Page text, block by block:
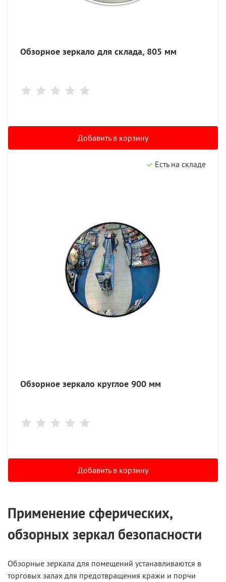
Обзорное зеркало для склада, 805 мм
Добавить в корзину
Есть на складе
Обзорное зеркало круглое 900 мм
Добавить в корзину
Применение сферических,
обзорных зеркал безопасности
Обзорные зеркала для помещений устанавливаются в
торговых залах для предотвращения кражи и порчи